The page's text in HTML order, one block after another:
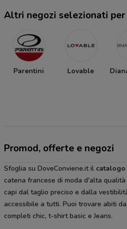
Altri negozi selezionati
Parentini Lovable
Promod, offerte e negozi
Sfoglia su DoveConviene.it il
catena francese di moda d'alta
capi dal taglio preciso e dalla
accessibile a tutti. Puoi trovare abiti
completi chic, t-shirt basic e Jeans.